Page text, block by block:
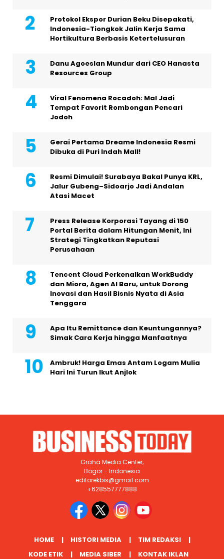
Protokol Ekspor Durian Beku Disepakati,
Indonesia-Tiongkok Jalin Kerja Sama
Hortikultura Berbasis Ketertelusuran
Danu Agoeslan Mundur dari CEO Hanasta
Resources Group
Viral Fenomena Rocadoh: Mal Jadi
Tempat Favorit Rombongan Pencari
Jodoh
Gerai Pertama Dreame Indonesia Resmi
Dibuka di Puri Indah Mall!
Resmi Dimulai! Surabaya Bakal Punya KRL,
Jalur Gubeng–Sidoarjo Jadi Andalan
Atasi Macet
Press Release Korporasi Tayang di 150
Portal Berita dalam Hitungan Menit, Ini
Strategi Tingkatkan Reputasi
Perusahaan
Tencent Cloud Perkenalkan WorkBuddy
dan Miora, Agen AI Baru, untuk Dorong
Inovasi dan Hasil Bisnis Nyata di Asia
Tenggara
Apa Itu Remittance dan Keuntungannya?
Simak Cara Kerja hingga Manfaatnya
Ambruk! Harga Emas Antam Logam Mulia
Hari Ini Turun Ikut Anjlok
Graha Media Center,
Bogor - Indonesia
editorekbis@gmail.com
+628557777888
HOME HISTORI MEDIA
TIM REDAKSI
KODE ETIK
MEDIA SIBER KONTAK IKLAN